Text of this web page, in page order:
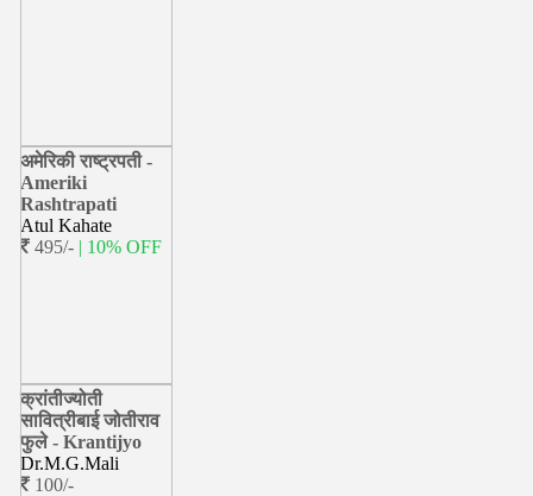
अमेरिकी राष्ट्रपती -
Ameriki
Rashtrapati
Atul Kahate
495/- | 10% OFF
क्रांतीज्योती
सावित्रीबाई जोतीराव
फुले - Krantijyo
Dr.M.G.Mali
100/-